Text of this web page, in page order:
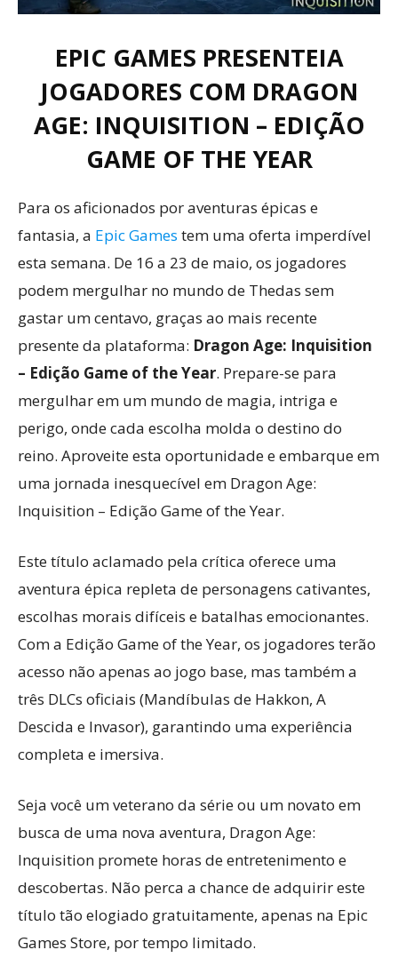
EPIC GAMES PRESENTEIA
JOGADORES COM DRAGON
AGE: INQUISITION – EDIÇÃO
GAME OF THE YEAR
Para os aficionados por aventuras épicas e
fantasia, a Epic Games tem uma oferta imperdível
esta semana. De 16 a 23 de maio, os jogadores
podem mergulhar no mundo de Thedas sem
gastar um centavo, graças ao mais recente
presente da plataforma: Dragon Age: Inquisition
– Edição Game of the Year. Prepare-se para
mergulhar em um mundo de magia, intriga e
perigo, onde cada escolha molda o destino do
reino. Aproveite esta oportunidade e embarque em
uma jornada inesquecível em Dragon Age:
Inquisition – Edição Game of the Year.
Este título aclamado pela crítica oferece uma
aventura épica repleta de personagens cativantes,
escolhas morais difíceis e batalhas emocionantes.
Com a Edição Game of the Year, os jogadores terão
acesso não apenas ao jogo base, mas também a
três DLCs oficiais (Mandíbulas de Hakkon, A
Descida e Invasor), garantindo uma experiência
completa e imersiva.
Seja você um veterano da série ou um novato em
busca de uma nova aventura, Dragon Age:
Inquisition promete horas de entretenimento e
descobertas. Não perca a chance de adquirir este
título tão elogiado gratuitamente, apenas na Epic
Games Store, por tempo limitado.